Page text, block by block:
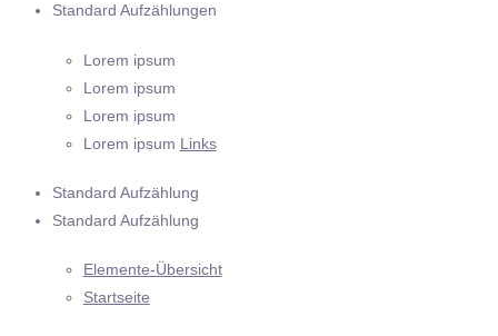
Standard Aufzählungen
Lorem ipsum
Lorem ipsum
Lorem ipsum
Lorem ipsum Links
Standard Aufzählung
Standard Aufzählung
Elemente-Übersicht
Startseite